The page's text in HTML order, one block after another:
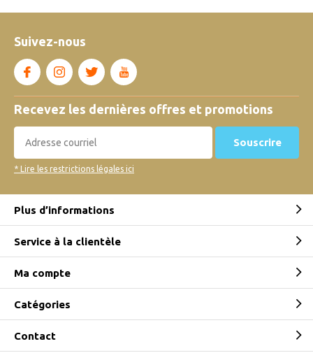
Suivez-nous
Recevez les dernières offres et promotions
Souscrire
* Lire les restrictions légales ici
Plus d’informations
Service à la clientèle
Ma compte
Catégories
Contact